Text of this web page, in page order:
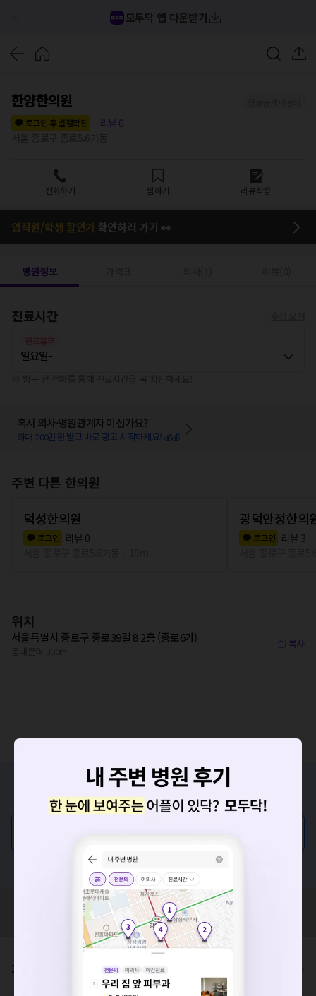
모두닥 앱 다운받기
한양한의원
로그인 후 별점확인
리뷰 0
전화하기 찜하기 리뷰작성
임직원/학생 할인가 확인하러 가기 👀
병원정보
진료시간
일요일-
혹시 의사·병원관계자 이신가요?
최대 200만원 받고 바로 광고 시작하세요! 💰💰
주변 다른 한의원
덕성한의원
로그인 리뷰 0
광덕안정한의
로그인 리뷰 3
위치
서울특별시 종로구 종로39길 8 2층 (종로6가) 복사
증상/치료, 궁금한 점이 있나요?
의사가 직접 답해드려요!
혹은, 의료상담 서비스에 다양한 게시글 보러가기
혹시 잘못된 병원정보가 있나요?
모두닥 팀에 알려주세요!
가격표
요청하신 작업을 처리하지 못했습니다.
네트워크 또는 서버의 일시적인 오류로, 잠시 후 다시 시도해주
세요. 지속적으로 문제가 발생할 경우 모두닥 채널톡으로 문의